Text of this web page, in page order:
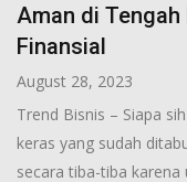
Aman di Tengah
Finansial
August 28, 2023
Trend Bisnis – Siapa
keras yang sudah
secara tiba-tiba karena